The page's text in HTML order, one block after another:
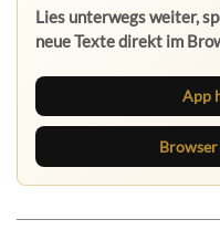
Lies unterwegs weiter,
neue Texte direkt im
App